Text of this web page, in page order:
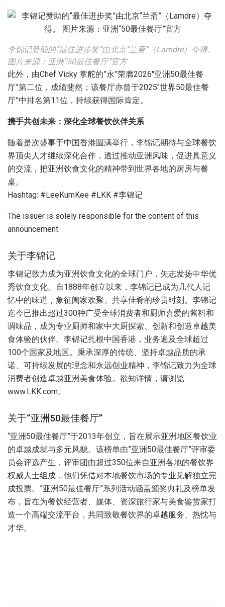
李锦记赞助的“最佳进步奖”由北京“兰斋”（Lamdre）夺得。
图片来源：亚洲“50最佳餐厅”官方
此外，由Chef Vicky 掌舵的”永”荣膺2026″亚洲50最佳餐
厅”第二位，成绩斐然；该餐厅亦曾于2025″世界50最佳餐
厅”中排名第11位，持续获得国际肯定。
携手共创未来： 深化全球餐饮伙伴关系
随着是次盛事于中国香港圆满举行，李锦记期待与全球餐饮
界顶尖人才继续深化合作，透过推动亚洲风味，促进具意义
的交流，把亚洲饮食文化的精神带到世界各地的厨房与餐
桌。
Hashtag: #LeeKumKee #LKK #李锦记
The issuer is solely responsible for the content of this
announcement.
关于李锦记
李锦记致力成为亚洲饮食文化的全球门户，矢志发扬中华优
秀饮食文化。自1888年创立以来，李锦记已成为几代人记
忆中的味道，象征阖家欢聚、共享佳肴的珍贵时刻。李锦记
迄今已推出超过300种广受全球消费者和厨师喜爱的酱料和
调味品，成为专业厨师和家中大厨探索、创新和创造卓越美
食体验的伙伴。李锦记扎根中国香港，业务遍及全球超过
100个国家及地区。秉承深厚的传统、坚持卓越品质的承
诺、可持续发展的理念和永远创业精神，李锦记致力为全球
消费者创造卓越亚洲美食体验。欲知详情，请浏览
www.LKK.com。
关于“亚洲50最佳餐厅”
“亚洲50最佳餐厅”于2013年创立，旨在展示亚洲地区餐饮业
的卓越成就与多元风貌。该榜单由”亚洲50最佳餐厅”评审委
员会评选产生，评审团由超过350位来自亚洲各地的餐饮界
权威人士组成，他们凭借对本地餐饮市场的专业见解独立完
成投票。”亚洲50最佳餐厅”系列活动涵盖颁奖典礼及榜单发
布，旨在为餐饮经营者、媒体、资深旅行家与美食鉴赏家打
造一个高端交流平台，共同致敬餐饮界的卓越服务、热忱与
才华。